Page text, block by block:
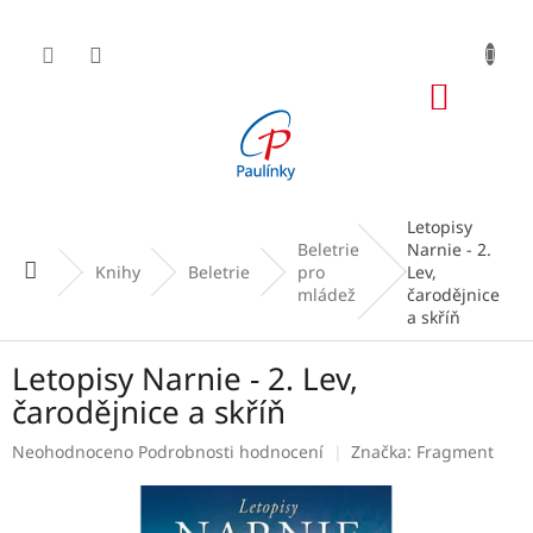
obsah
Domů Knihy Beletrie
Beletrie
pro
mládež
Letopisy
Narnie - 2.
Lev,
čarodějnice
a skříň
Letopisy Narnie - 2. Lev,
čarodějnice a skříň
Průměrné
Neohodnoceno Podrobnosti hodnocení Značka: Fragment